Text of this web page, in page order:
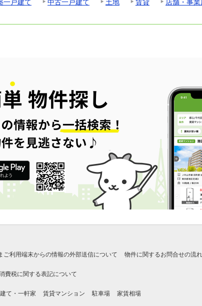
一戸建て 中古一戸建て 土地 賃貸
店舗・事業
ご利用端末からの情報の外部送信について 物件に関するお問合せの流れ
費税に関する表記について
て・一軒家 賃貸マンション 駐車場 家賃相場